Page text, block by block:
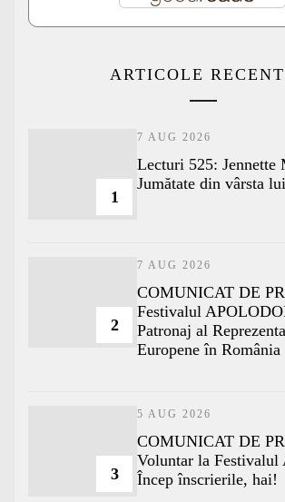
ARTICOLE
1
7 AUG 2026
Lecturi 525: Jennette
Jumătate din vârsta lui
2
7 AUG 2026
COMUNICAT DE
Festivalul
Patronaj al
Europene în România
3
5 AUG 2026
COMUNICAT DE
Voluntar la Festivalul
Încep înscrierile, hai!